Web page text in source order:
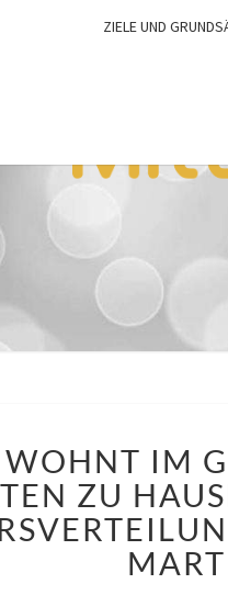
ZIELE UND
WOHNT IM
ZU